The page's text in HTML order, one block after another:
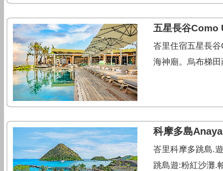
五星長谷Como
峇里住宿五星長
海神廟。烏布梯
科摩多島
峇里科摩多跳島.
跳島遊:粉紅沙灘.